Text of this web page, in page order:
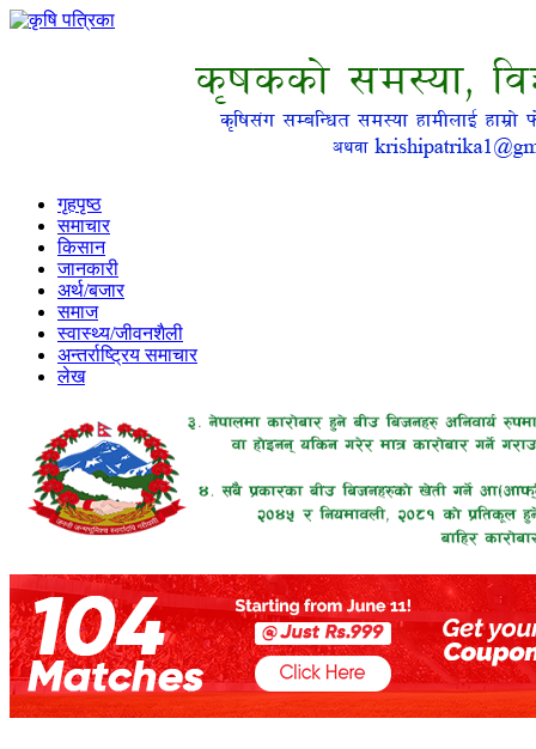
गृहपृष्ठ
समाचार
किसान
जानकारी
अर्थ/बजार
समाज
स्वास्थ्य/जीवनशैली
अन्तर्राष्ट्रिय समाचार
लेख